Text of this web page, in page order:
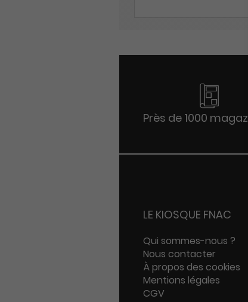
Près de 1000
LE KIOSQUE FNAC
Qui sommes-nous ?
Nous contacter
À propos des cookies
Mentions légales
CGV